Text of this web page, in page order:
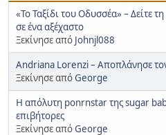
«Το Ταξίδι του Οδυσσέα» – Δείτε
σε ένα αξέχαστο
Ξεκίνησε από Johnjl088
Andriana Lorenzi – Αποπλάνησε
Ξεκίνησε απόGeorge
Η απόλυτη ponrnstar της sugar
επιβήτορες
Ξεκίνησε απόGeorge